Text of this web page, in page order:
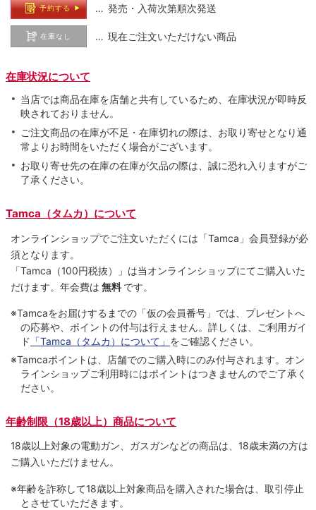
予約する … 発売・入荷次第順次発送
在庫なし … 現在ご注文いただけない商品
在庫状況について
当店では商品在庫を店舗と共有しているため、在庫状況が即時反
映されておりません。
ご注文商品の在庫が不足・在庫切れの際は、お取り寄せとなり通
常よりお時間をいただく場合がございます。
お取り寄せ先の在庫の在庫が欠品の際は、誠に恐れ入りますがご
了承ください。
Tamca（タムカ）について
オンラインショップでご注⽂いただくには「Tamca」会員登録が必
須となります。
「Tamca （100円税抜）
」は当オンラインショップにてご購⼊いた
だけます。 年会費は 無料 です。
※Tamcaをお届けするまでの「仮の会員番号」では、プレゼントへ
の応募や、ポイントの付与は⾏えません。詳しくは、ご利⽤ガイ
ド 「Tamca（タムカ）について」 をご確認ください。
※Tamcaポイントは、店舗でのご購⼊時にのみ付与されます。オン
ラインショップご利用時にはポイントはつきませんのでご了承く
ださい。
年齢制限（18歳以上）商品について
18歳以上対象の電動ガン、ガスガンなどの商品は、18歳未満の方は
ご購入いただけません。
※年齢を詐称して18歳以上対象商品を購入された場合は、取引停止
とさせていただきます。